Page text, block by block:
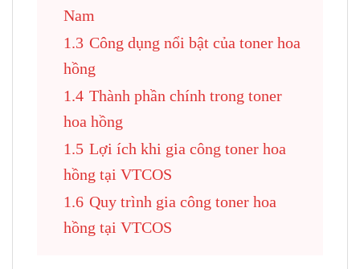
Nam
1.3 Công dụng nổi bật của toner hoa
hồng
1.4 Thành phần chính trong toner
hoa hồng
1.5 Lợi ích khi gia công toner hoa
hồng tại VTCOS
1.6 Quy trình gia công toner hoa
hồng tại VTCOS